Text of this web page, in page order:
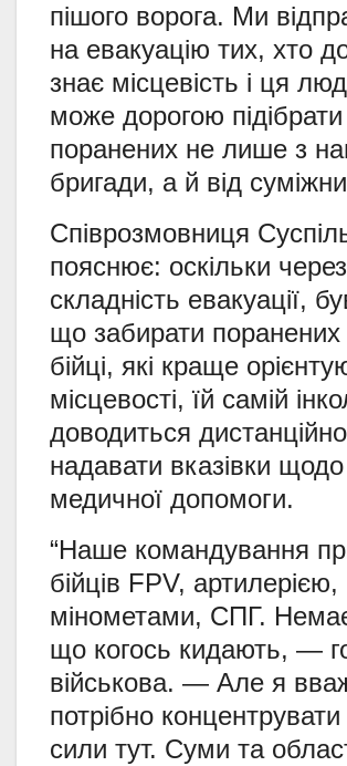
пішого ворога. Ми
на евакуацію тих, хто
знає місцевість і ця
може дорогою
поранених не лише з
бригади, а й від
Співрозмовниця
пояснює: оскільки через
складність евакуації,
що забирати поранених
бійці, які краще
місцевості, їй самій
доводиться дистанційно
надавати вказівки щодо
медичної допомоги.
“Наше командування
бійців FPV, артилерією,
мінометами, СПГ.
що когось кидають, —
військова. — Але я
потрібно концентрувати
сили тут. Суми та